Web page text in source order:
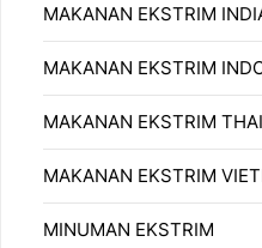
MAKANAN EKSTRIM
MAKANAN EKSTRIM
MAKANAN EKSTRIM
MAKANAN EKSTRIM
MINUMAN EKSTRIM